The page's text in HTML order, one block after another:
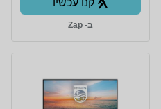
קנו עכשיו
ב- Zap